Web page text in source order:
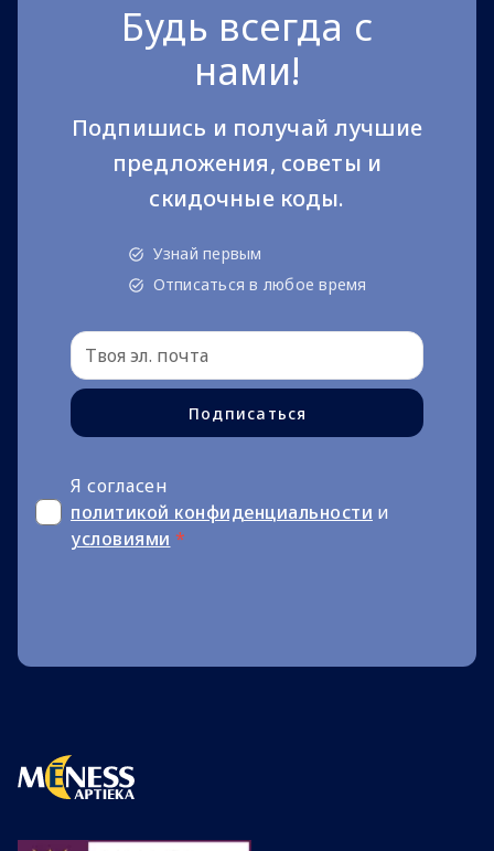
Будь всегда с
нами!
Подпишись и получай лучшие
предложения, советы и
скидочные коды.
Узнай первым
Отписаться в любое время
Подписаться
Я согласен
политикой конфиденциальности и
условиями *